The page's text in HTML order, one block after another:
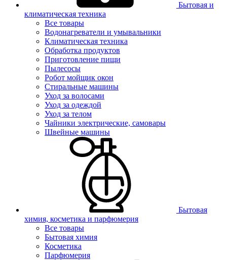
Бытовая и
климатическая техника
Все товары
Водонагреватели и умывальники
Климатическая техника
Обработка продуктов
Приготовление пищи
Пылесосы
Робот мойщик окон
Стиральные машины
Уход за волосами
Уход за одеждой
Уход за телом
Чайники электрические, самовары
Швейные машины
Бытовая
химия, косметика и парфюмерия
Все товары
Бытовая химия
Косметика
Парфюмерия